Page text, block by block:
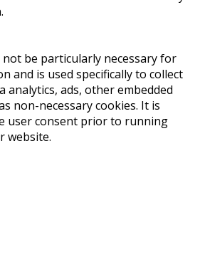
be particularly necessary for
and is used specifically to collect
analytics, ads, other embedded
non-necessary cookies. It is
user consent prior to running
website.